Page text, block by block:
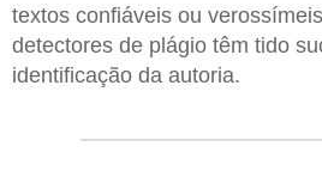
textos confiáveis ou
detectores de plágio têm tido
identificação da autoria.